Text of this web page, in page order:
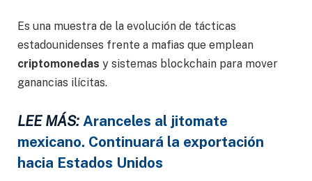
Es una muestra de la evolución de tácticas
estadounidenses frente a mafias que emplean
criptomonedas y sistemas blockchain para mover
ganancias ilícitas.
LEE MÁS: Aranceles al jitomate
mexicano. Continuará la exportación
hacia Estados Unidos